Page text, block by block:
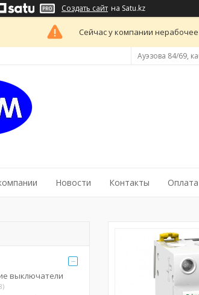
Создать сайт на Satu.kz
Сейчас у компании
Ауэзова 84/69,
Новости Контакты Оплата
выключатели